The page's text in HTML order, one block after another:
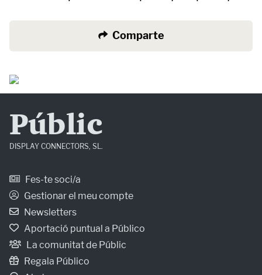
Comparte
Públic
DISPLAY CONNECTORS, SL.
Fes-te soci/a
Gestionar el meu compte
Newsletters
Aportació puntual a Público
La comunitat de Públic
Regala Público